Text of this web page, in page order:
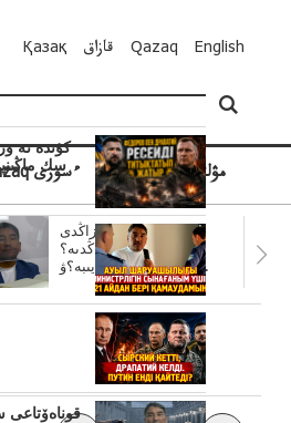
Қазақ قازاق Qazaq English
Qazaq ءسوزى مۋلتيمەديا
سۋبسيديالار زاڭدى
تولەنزاڭدىە؟
سوتتولەنگەناپتار ايىبە؟ۋ..
سك